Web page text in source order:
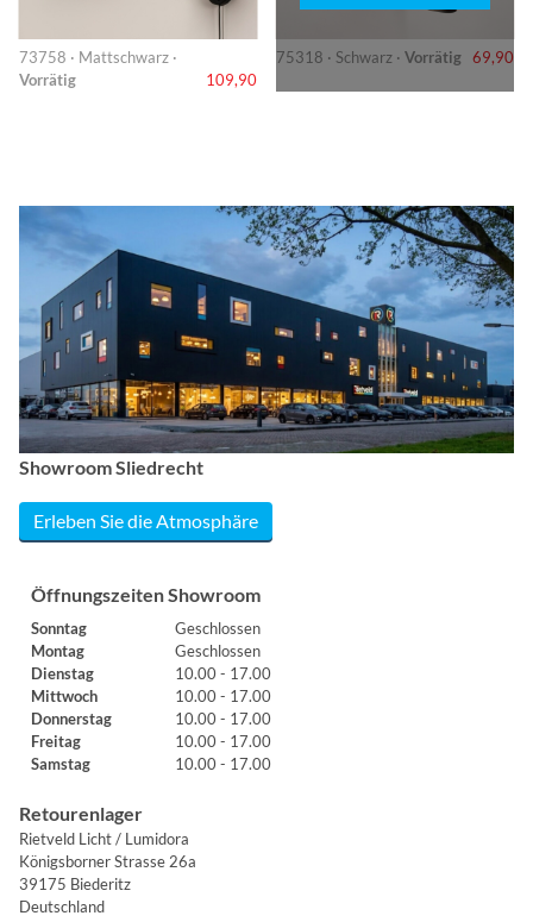
73758 · Mattschwarz ·
Vorrätig
109,90
75318 · Schwarz · Vorrätig 69,90
Showroom Sliedrecht
Erleben Sie die Atmosphäre
Öffnungszeiten Showroom
Sonntag
Geschlossen
Montag
Geschlossen
Dienstag
10.00 - 17.00
Mittwoch
10.00 - 17.00
Donnerstag
10.00 - 17.00
Freitag
10.00 - 17.00
Samstag
10.00 - 17.00
Retourenlager
Rietveld Licht / Lumidora
Königsborner Strasse 26a
39175 Biederitz
Deutschland